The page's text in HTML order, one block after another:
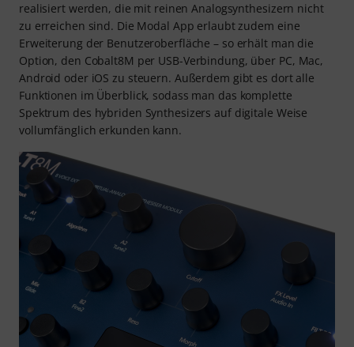
realisiert werden, die mit reinen Analogsynthesizern nicht
zu erreichen sind. Die Modal App erlaubt zudem eine
Erweiterung der Benutzeroberfläche – so erhält man die
Option, den Cobalt8M per USB-Verbindung, über PC, Mac,
Android oder iOS zu steuern. Außerdem gibt es dort alle
Funktionen im Überblick, sodass man das komplette
Spektrum des hybriden Synthesizers auf digitale Weise
vollumfänglich erkunden kann.